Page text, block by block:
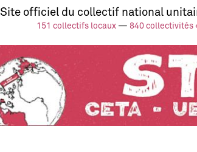
Site officiel du collectif national
151 collectifs locaux— 840 collectivités